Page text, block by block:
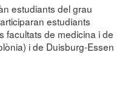
estudiants del grau
estudiants
facultats de medicina i de
i de Duisburg-Essen